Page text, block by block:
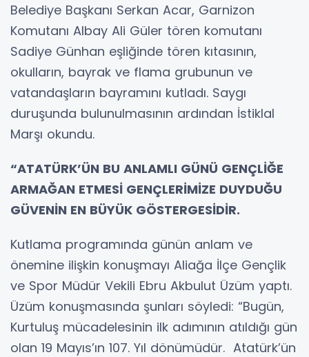
Belediye Başkanı Serkan Acar, Garnizon
Komutanı Albay Ali Güler tören komutanı
Sadiye Günhan eşliğinde tören kıtasının,
okulların, bayrak ve flama grubunun ve
vatandaşların bayramını kutladı. Saygı
duruşunda bulunulmasının ardından İstiklal
Marşı okundu.
“ATATÜRK’ÜN BU ANLAMLI GÜNÜ GENÇLİĞE
ARMAĞAN ETMESİ GENÇLERİMİZE DUYDUĞU
GÜVENİN EN BÜYÜK GÖSTERGESİDİR.
Kutlama programında günün anlam ve
önemine ilişkin konuşmayı Aliağa İlçe Gençlik
ve Spor Müdür Vekili Ebru Akbulut Üzüm yaptı.
Üzüm konuşmasında şunları söyledi: “Bugün,
Kurtuluş mücadelesinin ilk adımının atıldığı gün
olan 19 Mayıs’ın 107. Yıl dönümüdür. Atatürk’ün